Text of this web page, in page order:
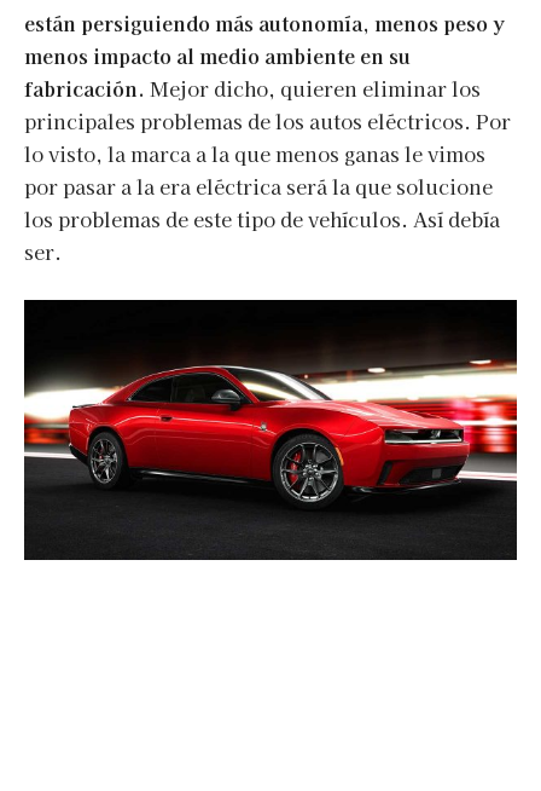
están persiguiendo más autonomía, menos peso y
menos impacto al medio ambiente en su
fabricación. Mejor dicho, quieren eliminar los
principales problemas de los autos eléctricos. Por
lo visto, la marca a la que menos ganas le vimos
por pasar a la era eléctrica será la que solucione
los problemas de este tipo de vehículos. Así debía
ser.